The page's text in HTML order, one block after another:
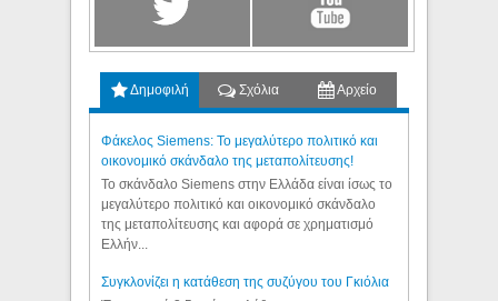
Δημοφιλή Σχόλια Αρχείο
Φάκελος Siemens: Το μεγαλύτερο πολιτικό και
οικονομικό σκάνδαλο της μεταπολίτευσης!
Το σκάνδαλο Siemens στην Ελλάδα είναι ίσως το
μεγαλύτερο πολιτικό και οικονομικό σκάνδαλο
της μεταπολίτευσης και αφορά σε χρηματισμό
Ελλήν...
Συγκλονίζει η κατάθεση της συζύγου του Γκιόλια